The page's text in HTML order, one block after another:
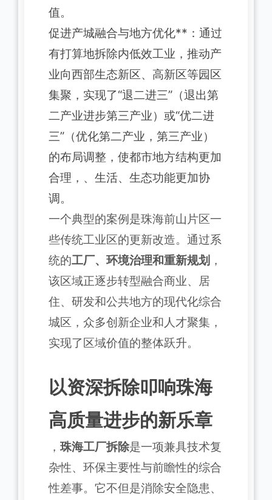
值。
促进产城融合与地方优化**：通过
有打算地拆除内低效工业，推动产
业向西部生态新区、高新区等园区
集聚，实现了“退二进三”（退出第
二产业进步第三产业）或“优二进
三”（优化第二产业，第三产业）
的布局调整，使都市地方结构更加
合理，、生活、生态功能更加协
调。
一个典型的案例是珠海前山片区一
些传统工业区的更新改造。通过系
统的工厂、环境治理和重新规划 ，
该区域正逐步转型融合商业、居
住、研发和公共地方的现代化综合
城区，众多创新企业和人才聚集，
实现了区域价值的整体跃升。
以资深拆除叩响珠海
高质量进步的新乐章
， 珠海工厂拆除是一项兼具技术复
杂性、环保主要性与前瞻性的综合
性差事。它不但是消除安全隐患、